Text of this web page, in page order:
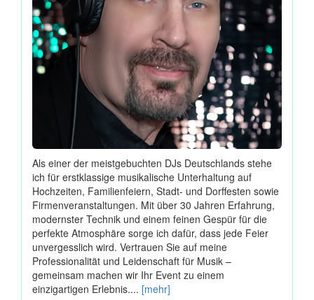
Als einer der meistgebuchten DJs Deutschlands stehe
ich für erstklassige musikalische Unterhaltung auf
Hochzeiten, Familienfeiern, Stadt- und Dorffesten sowie
Firmenveranstaltungen. Mit über 30 Jahren Erfahrung,
modernster Technik und einem feinen Gespür für die
perfekte Atmosphäre sorge ich dafür, dass jede Feier
unvergesslich wird. Vertrauen Sie auf meine
Professionalität und Leidenschaft für Musik –
gemeinsam machen wir Ihr Event zu einem
einzigartigen Erlebnis.... [mehr]